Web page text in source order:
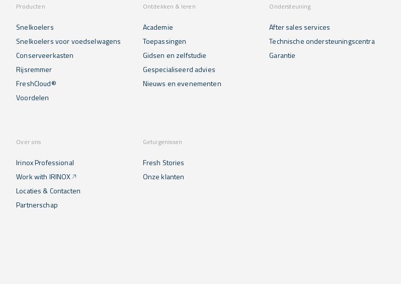
Producten
Snelkoelers
Snelkoelers voor voedselwagens
Conserveerkasten
Rijsremmer
FreshCloud®
Voordelen
Ontdekken & leren
Academie
Toepassingen
Gidsen en zelfstudie
Gespecialiseerd advies
Nieuws en evenementen
Ondersteuning
After sales services
Technische ondersteuningscentra
Garantie
Over ons
Irinox Professional
Work with IRINOX
Locaties & Contacten
Partnerschap
Getuigenissen
Fresh Stories
Onze klanten